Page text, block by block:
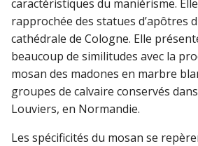
caractéristiques du maniérisme.
rapprochée des statues d’apôtres
cathédrale de Cologne. Elle
beaucoup de similitudes avec la
mosan des madones en marbre
groupes de calvaire conservés
Louviers, en Normandie.
Les spécificités du mosan se